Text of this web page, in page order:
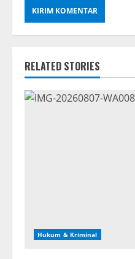
RELATED STORIES
Hukum & Kriminal